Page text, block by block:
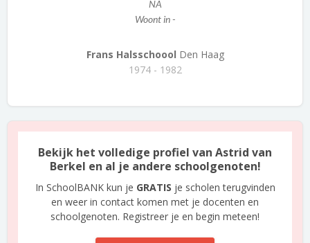
NA
Woont in -
Frans Halsschoool Den Haag
1974 - 1982
Bekijk het volledige profiel van Astrid van
Berkel en al je andere schoolgenoten!
In SchoolBANK kun je GRATIS je scholen terugvinden
en weer in contact komen met je docenten en
schoolgenoten. Registreer je en begin meteen!